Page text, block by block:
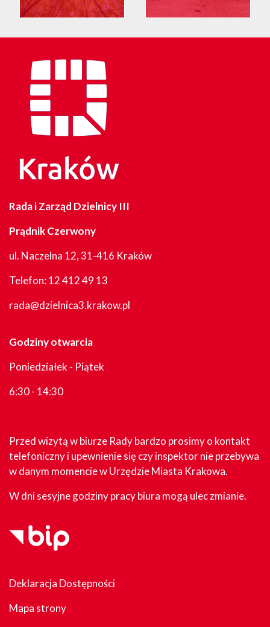
Rada i Zarząd Dzielnicy III
Prądnik Czerwony
ul. Naczelna 12, 31-416 Kraków
Telefon:12 412 49 13
rada@dzielnica3.krakow.pl
Godziny otwarcia
Poniedziałek - Piątek
6:30 - 14:30
Przed wizytą w biurze Rady bardzo prosimy o kontakt
telefoniczny i upewnienie się czy inspektor nie przebywa
w danym momencie w Urzędzie Miasta Krakowa.
W dni sesyjne godziny pracy biura mogą ulec zmianie.
Deklaracja Dostępności
Mapa strony